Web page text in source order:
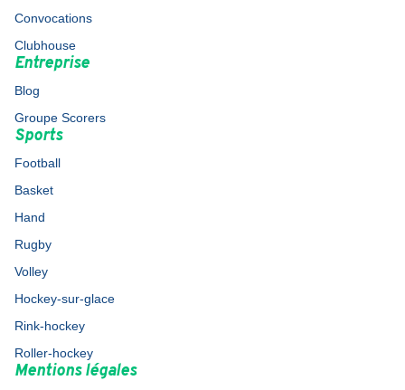
Convocations
Clubhouse
Entreprise
Blog
Groupe Scorers
Sports
Football
Basket
Hand
Rugby
Volley
Hockey-sur-glace
Rink-hockey
Roller-hockey
Mentions légales